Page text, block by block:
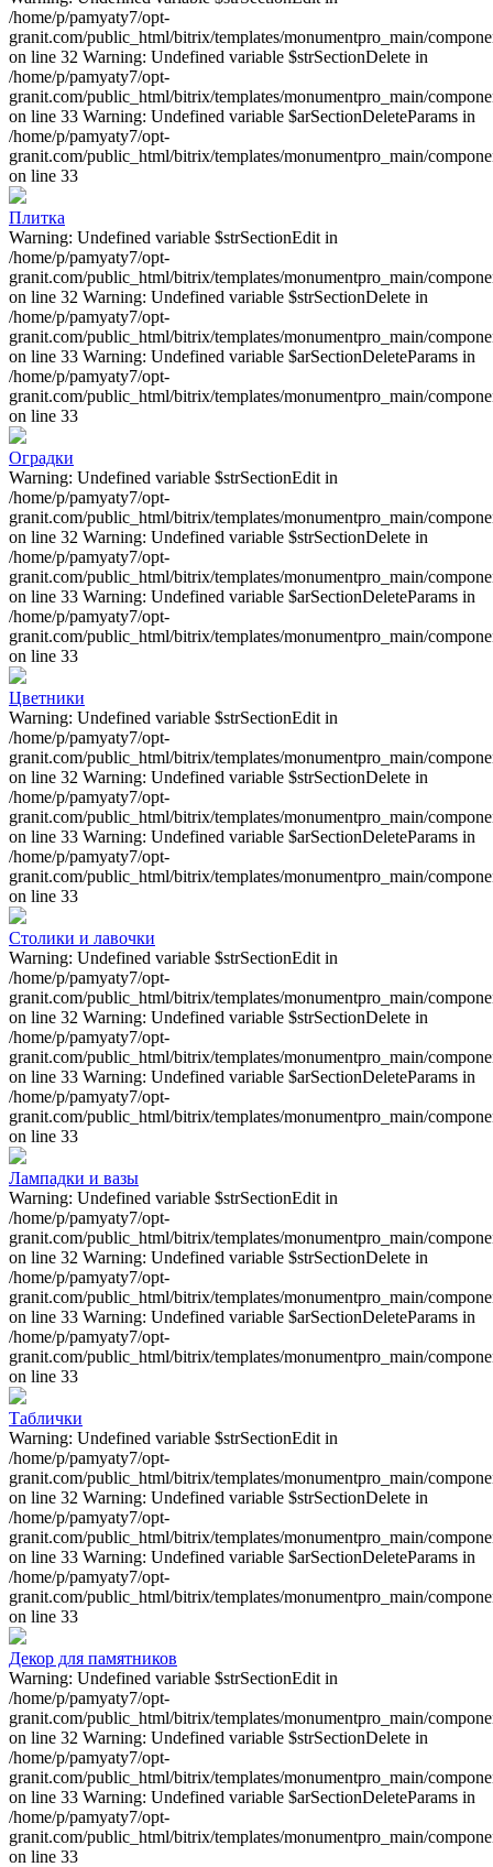
/home/p/pamyaty7/opt-
granit.com/public_html/bitrix/templates/monumentpro_main/
on line 32 Warning: Undefined variable $strSectionDelete in
/home/p/pamyaty7/opt-
granit.com/public_html/bitrix/templates/monumentpro_main/
on line 33 Warning: Undefined variable $arSectionDeleteParams in
/home/p/pamyaty7/opt-
granit.com/public_html/bitrix/templates/monumentpro_main/
on line 33
Плитка
Warning: Undefined variable $strSectionEdit in
/home/p/pamyaty7/opt-
granit.com/public_html/bitrix/templates/monumentpro_main/
on line 32 Warning: Undefined variable $strSectionDelete in
/home/p/pamyaty7/opt-
granit.com/public_html/bitrix/templates/monumentpro_main/
on line 33 Warning: Undefined variable $arSectionDeleteParams in
/home/p/pamyaty7/opt-
granit.com/public_html/bitrix/templates/monumentpro_main/
on line 33
Оградки
Warning: Undefined variable $strSectionEdit in
/home/p/pamyaty7/opt-
granit.com/public_html/bitrix/templates/monumentpro_main/
on line 32 Warning: Undefined variable $strSectionDelete in
/home/p/pamyaty7/opt-
granit.com/public_html/bitrix/templates/monumentpro_main/
on line 33 Warning: Undefined variable $arSectionDeleteParams in
/home/p/pamyaty7/opt-
granit.com/public_html/bitrix/templates/monumentpro_main/
on line 33
Цветники
Warning: Undefined variable $strSectionEdit in
/home/p/pamyaty7/opt-
granit.com/public_html/bitrix/templates/monumentpro_main/
on line 32 Warning: Undefined variable $strSectionDelete in
/home/p/pamyaty7/opt-
granit.com/public_html/bitrix/templates/monumentpro_main/
on line 33 Warning: Undefined variable $arSectionDeleteParams in
/home/p/pamyaty7/opt-
granit.com/public_html/bitrix/templates/monumentpro_main/
on line 33
Столики и лавочки
Warning: Undefined variable $strSectionEdit in
/home/p/pamyaty7/opt-
granit.com/public_html/bitrix/templates/monumentpro_main/
on line 32 Warning: Undefined variable $strSectionDelete in
/home/p/pamyaty7/opt-
granit.com/public_html/bitrix/templates/monumentpro_main/
on line 33 Warning: Undefined variable $arSectionDeleteParams in
/home/p/pamyaty7/opt-
granit.com/public_html/bitrix/templates/monumentpro_main/
on line 33
Лампадки и вазы
Warning: Undefined variable $strSectionEdit in
/home/p/pamyaty7/opt-
granit.com/public_html/bitrix/templates/monumentpro_main/
on line 32 Warning: Undefined variable $strSectionDelete in
/home/p/pamyaty7/opt-
granit.com/public_html/bitrix/templates/monumentpro_main/
on line 33 Warning: Undefined variable $arSectionDeleteParams in
/home/p/pamyaty7/opt-
granit.com/public_html/bitrix/templates/monumentpro_main/
on line 33
Таблички
Warning: Undefined variable $strSectionEdit in
/home/p/pamyaty7/opt-
granit.com/public_html/bitrix/templates/monumentpro_main/
on line 32 Warning: Undefined variable $strSectionDelete in
/home/p/pamyaty7/opt-
granit.com/public_html/bitrix/templates/monumentpro_main/
on line 33 Warning: Undefined variable $arSectionDeleteParams in
/home/p/pamyaty7/opt-
granit.com/public_html/bitrix/templates/monumentpro_main/
on line 33
Декор для памятников
Warning: Undefined variable $strSectionEdit in
/home/p/pamyaty7/opt-
granit.com/public_html/bitrix/templates/monumentpro_main/
on line 32 Warning: Undefined variable $strSectionDelete in
/home/p/pamyaty7/opt-
granit.com/public_html/bitrix/templates/monumentpro_main/
on line 33 Warning: Undefined variable $arSectionDeleteParams in
/home/p/pamyaty7/opt-
granit.com/public_html/bitrix/templates/monumentpro_main/
on line 33